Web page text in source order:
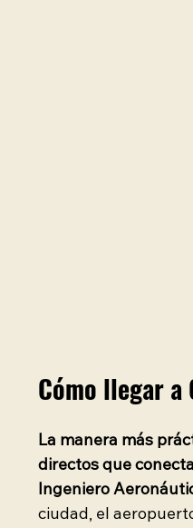
Cómo llegar
La manera más
directos que
Ingeniero
ciudad, el